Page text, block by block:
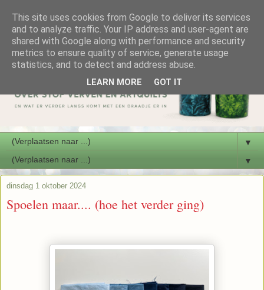
▼
▼
dinsdag 1 oktober 2024
Spoelen maar.... (hoe het verder ging)
This site uses cookies from Google to deliver its services
and to analyze traffic. Your IP address and user-agent are
shared with Google along with performance and security
metrics to ensure quality of service, generate usage
statistics, and to detect and address abuse.
LEARN MORE GOT IT